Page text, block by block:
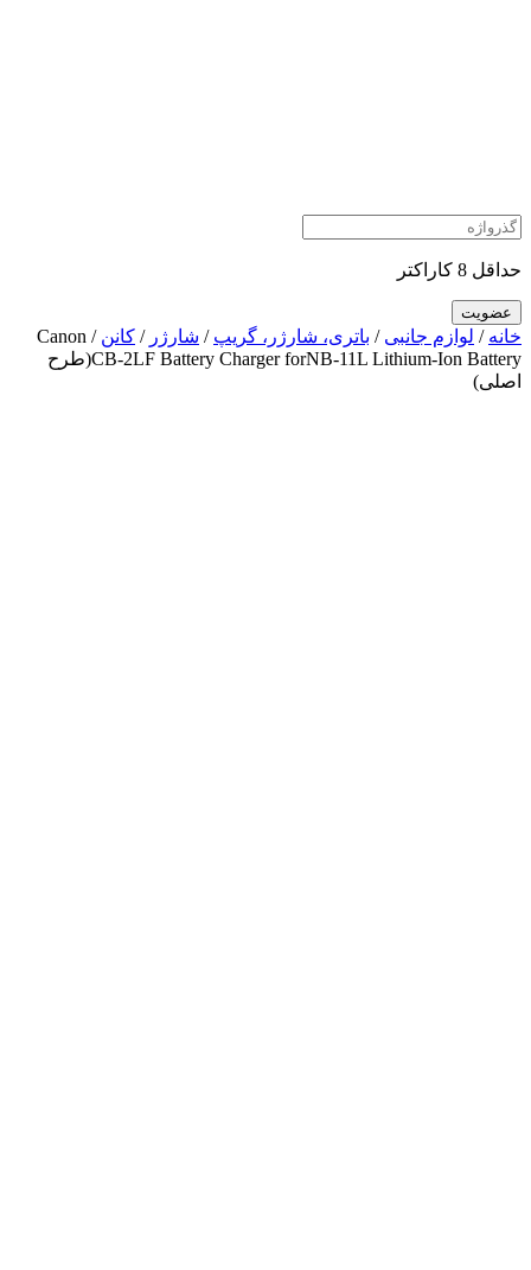
حداقل 8 کاراکتر
خانه / لوازم جانبی / باتری، شارژر، گریپ / شارژر / کانن
/ Canon
CB-2LF Battery Charger forNB-11L Lithium-Ion Battery(طرح
اصلی)